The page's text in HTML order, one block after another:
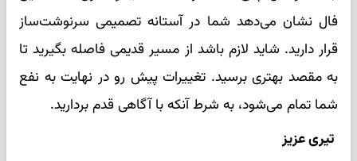
فال نشان می‌دهد شما در آستانه تصمیمی سرنوشت‌ساز
قرار دارید. شاید لازم باشد از مسیر قدیمی فاصله بگیرید تا
به مقصد بهتری برسید. تغییرات پیش رو در نهایت به نفع
شما تمام می‌شود، به شرط آنکه با آگاهی قدم بردارید.
تیری عزیز